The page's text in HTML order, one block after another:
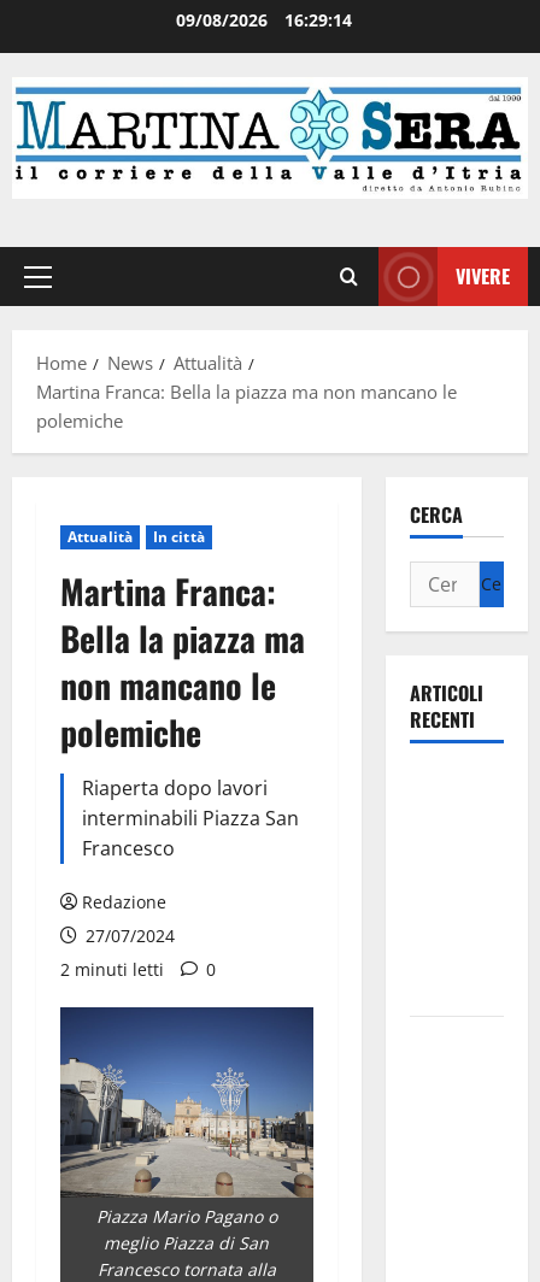
09/08/2026 16:29:15
VIVERE
Home News
Attualità
Martina Franca: Bella la piazza ma non mancano le
polemiche
Attualità In città
Martina Franca:
Bella la piazza ma
non mancano le
polemiche
Riaperta dopo lavori
interminabili Piazza San
Francesco
Redazione
27/07/2024
2 minuti letti
0
Piazza Mario Pagano o
meglio Piazza di San
Francesco tornata alla
CERCA
ARTICOLI
RECENTI